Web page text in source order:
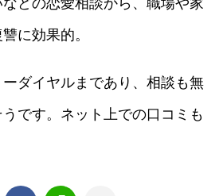
に効果的。
ダイヤルまであり、相談も無
です。ネット上での口コミも